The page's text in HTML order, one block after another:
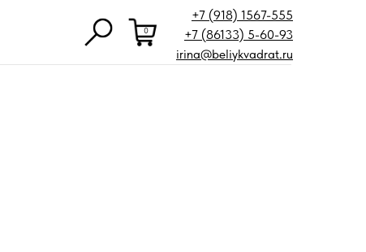
+7 (918) 1567-555
0
+7 (86133) 5-60-93
irina@beliykvadrat.ru